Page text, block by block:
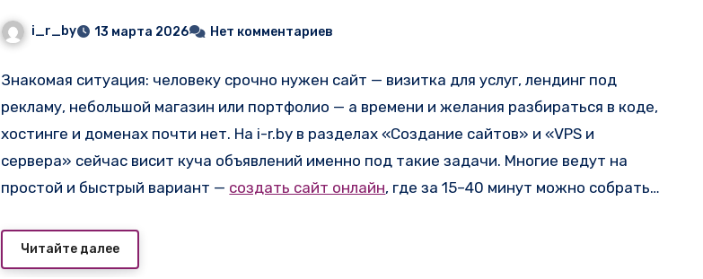
i_r_by 13 марта 2026 Нет комментариев
Знакомая ситуация: человеку срочно нужен сайт — визитка для услуг, лендинг под
рекламу, небольшой магазин или портфолио — а времени и желания разбираться в коде,
хостинге и доменах почти нет. На i-r.by в разделах «Создание сайтов» и «VPS и
сервера» сейчас висит куча объявлений именно под такие задачи. Многие ведут на
простой и быстрый вариант — создать сайт онлайн, где за 15–40 минут можно собрать
стартуют от 490–990 руб/мес, домен часто в подарок на год, и никаких знаний
HTML/CSS не требуется.
Читайте далее